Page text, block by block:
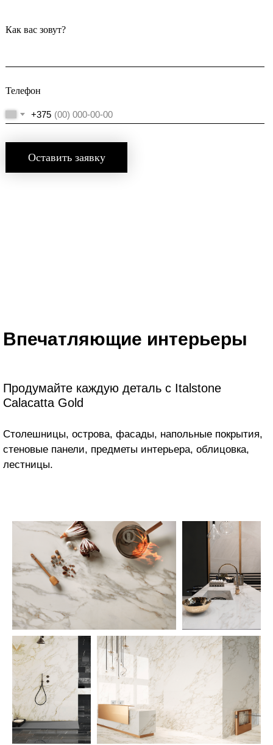
Как вас зовут?
Телефон
+375
Оставить заявку
Впечатляющие интерьеры
Столешницы, острова, фасады, напольные покрытия,
стеновые панели, предметы интерьера, облицовка,
лестницы.
Продумайте каждую деталь с Italstone
Calacatta Gold